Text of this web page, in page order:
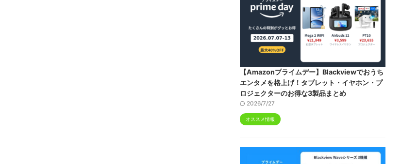
【Amazonプライムデー】Blackviewでおうち
エンタメを格上げ！タブレット・イヤホン・プ
ロジェクターのお得な3製品まとめ
2026/7/27
オススメ情報